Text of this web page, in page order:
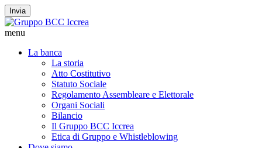
Invia
menu
La banca
La storia
Atto Costitutivo
Statuto Sociale
Regolamento Assembleare e Elettorale
Organi Sociali
Bilancio
Il Gruppo BCC Iccrea
Etica di Gruppo e Whistleblowing